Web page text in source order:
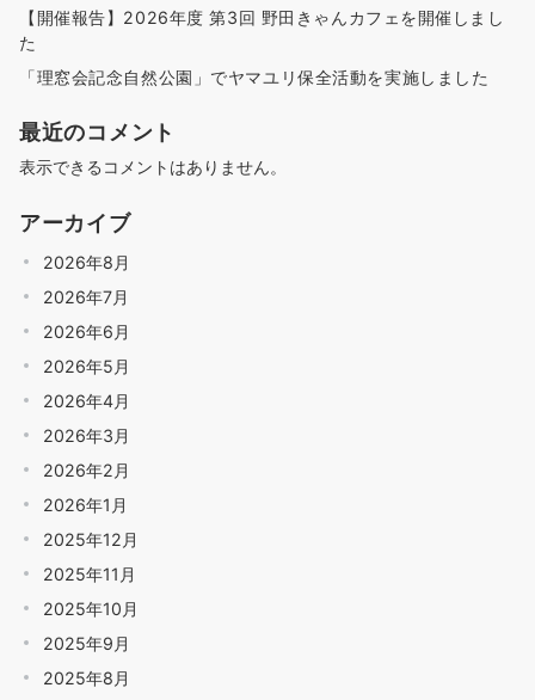
【開催報告】2026年度 第3回 野田きゃんカフェを開催しまし
た
「理窓会記念自然公園」でヤマユリ保全活動を実施しました
最近のコメント
表示できるコメントはありません。
アーカイブ
2026年8月
2026年7月
2026年6月
2026年5月
2026年4月
2026年3月
2026年2月
2026年1月
2025年12月
2025年11月
2025年10月
2025年9月
2025年8月